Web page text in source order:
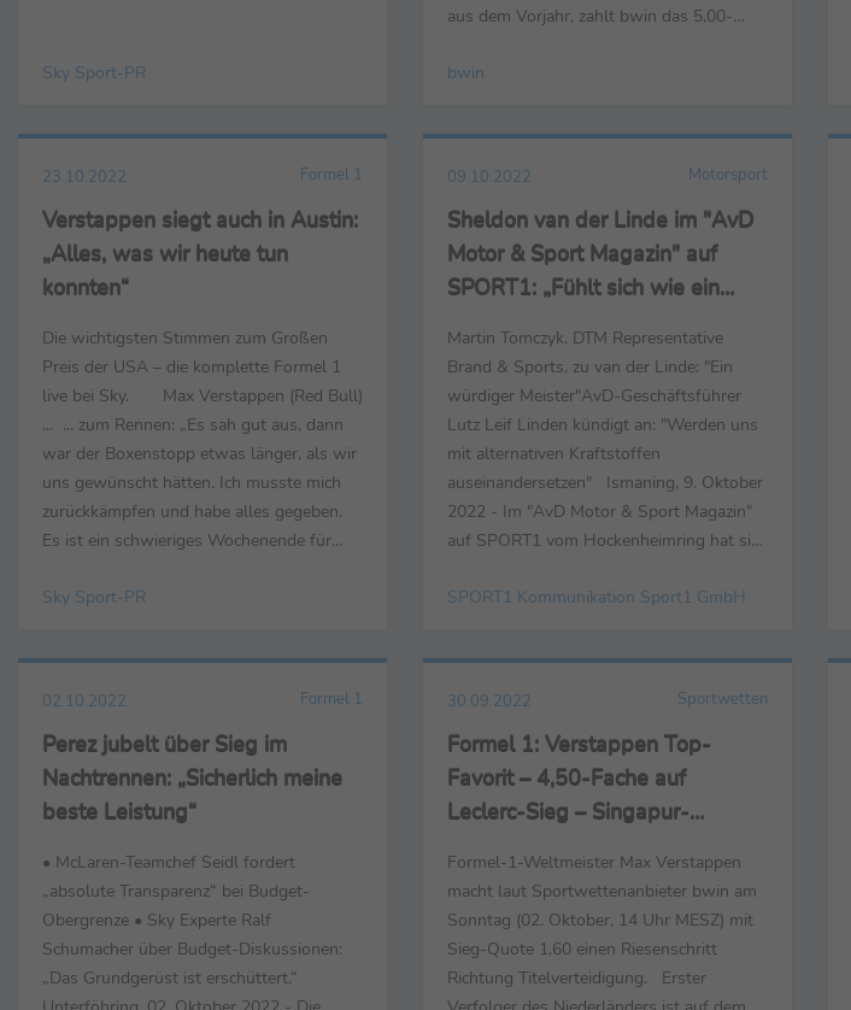
Gefühl – riesiges Dankeschön an das
Sky Sport-PR
aus dem Vorjahr, zahlt bwin das 5,00-
Magnussen mit Sieg-Quote 201,00 –
entschieden ist das Duell zwischen Sergio
bwin
23.10.2022 Formel 1
Verstappen siegt auch in Austin:
„Alles, was wir heute tun
konnten“
Die wichtigsten Stimmen zum Großen
Preis der USA – die komplette Formel 1
live bei Sky. Max Verstappen (Red Bull)
... ... zum Rennen: „Es sah gut aus, dann
war der Boxenstopp etwas länger, als wir
uns gewünscht hätten. Ich musste mich
zurückkämpfen und habe alles gegeben.
Es ist ein schwieriges Wochenende für
Mateschitz und all dem, was er für alle
konnten, war den Sieg zu holen.“ … ...
Sky Sport-PR
09.10.2022 Motorsport
Sheldon van der Linde im "AvD
Motor & Sport Magazin" auf
SPORT1: „Fühlt sich wie ein
Martin Tomczyk, DTM Representative
Brand & Sports, zu van der Linde: "Ein
würdiger Meister"AvD-Geschäftsführer
Lutz Leif Linden kündigt an: "Werden uns
mit alternativen Kraftstoffen
auseinandersetzen" Ismaning, 9. Oktober
2022 - Im "AvD Motor & Sport Magazin"
auf SPORT1 vom Hockenheimring hat sich
Sheldon van der Linde zu seinem
Druck vor dem finalen Wochenende
Geschäftsführer Lutz Leif...
SPORT1 Kommunikation Sport1 GmbH
02.10.2022 Formel 1
Perez jubelt über Sieg im
Nachtrennen: „Sicherlich meine
beste Leistung“
• McLaren-Teamchef Seidl fordert
„absolute Transparenz“ bei Budget-
Obergrenze • Sky Experte Ralf
Schumacher über Budget-Diskussionen:
„Das Grundgerüst ist erschüttert.“
30.09.2022 Sportwetten
Formel 1: Verstappen Top-
Favorit – 4,50-Fache auf
Leclerc-Sieg – Singapur-
Quote 11,00
Formel-1-Weltmeister Max Verstappen
macht laut Sportwettenanbieter bwin am
Sonntag (02. Oktober, 14 Uhr MESZ) mit
Sieg-Quote 1,60 einen Riesenschritt
Richtung Titelverteidigung. Erster